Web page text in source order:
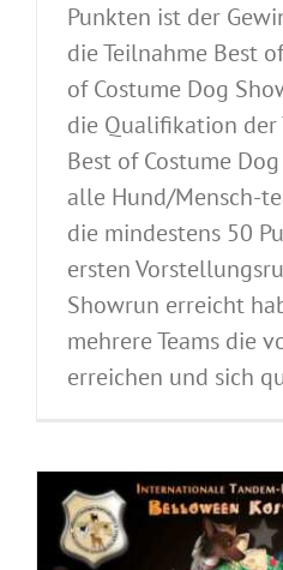
Punkten ist der
die Teilnahme Best
of Costume Dog
die Qualifikation der
Best of Costume
alle Hund/Mensch-
die mindestens 50
ersten
Showrun erreicht
mehrere Teams die
erreichen und sich